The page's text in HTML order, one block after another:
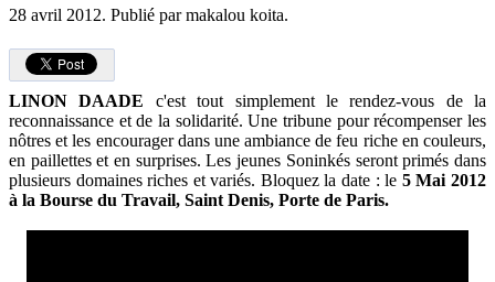
28 avril 2012. Publié par makalou koita.
LINON DAADE c'est tout simplement le rendez-vous de la
reconnaissance et de la solidarité. Une tribune pour récompenser les
nôtres et les encourager dans une ambiance de feu riche en couleurs,
en paillettes et en surprises. Les jeunes Soninkés seront primés dans
plusieurs domaines riches et variés. Bloquez la date : le 5 Mai 2012
à la Bourse du Travail, Saint Denis, Porte de Paris.